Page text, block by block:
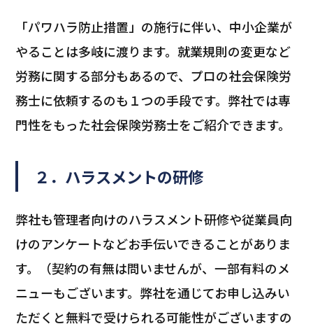
「パワハラ防止措置」の施行に伴い、中小企業が
やることは多岐に渡ります。就業規則の変更など
労務に関する部分もあるので、プロの社会保険労
務士に依頼するのも１つの手段です。弊社では専
門性をもった社会保険労務士をご紹介できます。
２．ハラスメントの研修
弊社も管理者向けのハラスメント研修や従業員向
けのアンケートなどお手伝いできることがありま
す。（契約の有無は問いませんが、一部有料のメ
ニューもございます。弊社を通じてお申し込みい
ただくと無料で受けられる可能性がございますの